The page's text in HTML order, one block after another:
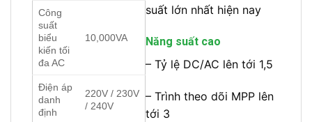
Công
suất
biểu
kiến tối
đa AC
10,000VA
Điện áp
danh
định
220V / 230V
/ 240V
suất lớn nhất hiện nay
Năng suất cao
– Tỷ lệ DC/AC lên tới 1,5
– Trình theo dõi MPP lên
tới 3